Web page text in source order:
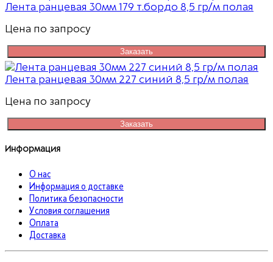
Лента ранцевая 30мм 179 т.бордо 8,5 гр/м полая
Цена по запросу
Заказать
Лента ранцевая 30мм 227 синий 8,5 гр/м полая
Цена по запросу
Заказать
Информация
О нас
Информация о доставке
Политика безопасности
Условия соглашения
Оплата
Доставка